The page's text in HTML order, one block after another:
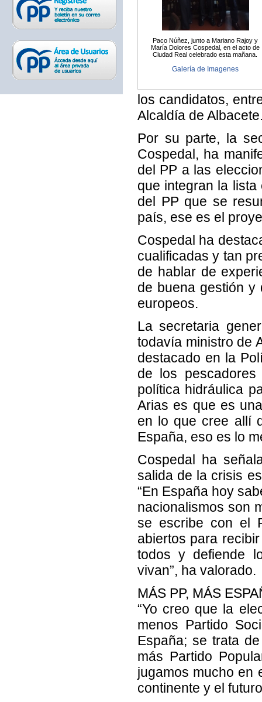
Paco Núñez, junto a Mariano Rajoy y
María Dolores Cospedal, en el acto de
Ciudad Real celebrado esta mañana.
Galería de Imagenes
los candidatos,
Alcaldía de
Por su parte, la
Cospedal, ha
del PP a las
que integran la lista
del PP que se
país, ese es el
Cospedal ha
cualificadas y tan
de hablar de
de buena gestión y
europeos.
La secretaria
todavía ministro de
destacado en la
de los
política hidráulica
Arias es que es
en lo que cree allí
España, eso es lo
Cospedal ha
salida de la crisis
“En España hoy
nacionalismos son
se escribe con el
abiertos para
todos y defiende
vivan”, ha valorado.
MÁS PP, MÁS
“Yo creo que la
menos Partido
España; se trata
más Partido
jugamos mucho en
continente y el